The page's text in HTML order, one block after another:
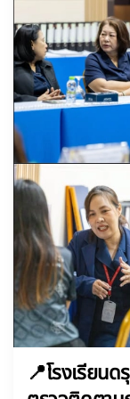
📍โรงเรียน